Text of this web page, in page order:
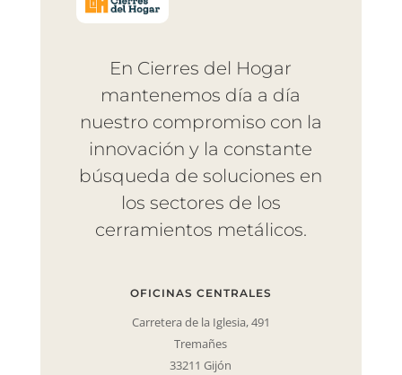
En Cierres del Hogar
mantenemos día a día
nuestro compromiso con la
innovación y la constante
búsqueda de soluciones en
los sectores de los
cerramientos metálicos.
OFICINAS CENTRALES
Carretera de la Iglesia, 491
Tremañes
33211 Gijón